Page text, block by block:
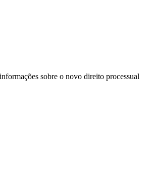
sobre o novo direito processual